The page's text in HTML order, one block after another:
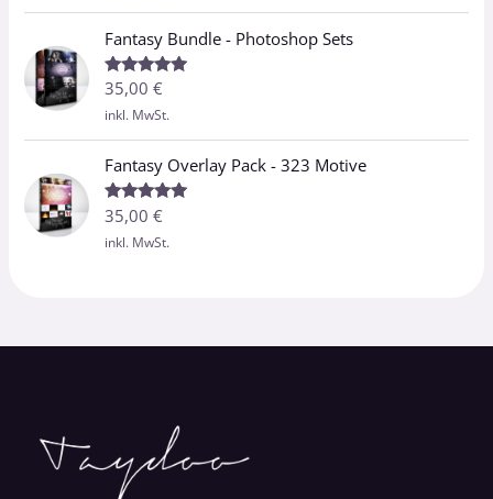
Fantasy Bundle - Photoshop Sets
Bewertet
mit
von 5
35,00€
inkl. MwSt.
Fantasy Overlay Pack - 323 Motive
Bewertet
mit
von 5
35,00€
inkl. MwSt.